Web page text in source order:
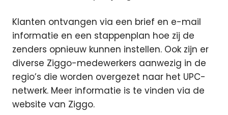
Klanten ontvangen via een brief en e-mail
informatie en een stappenplan hoe zij de
zenders opnieuw kunnen instellen. Ook zijn er
diverse Ziggo-medewerkers aanwezig in de
regio’s die worden overgezet naar het UPC-
netwerk. Meer informatie is te vinden via de
website van Ziggo.